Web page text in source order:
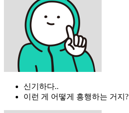
신기하다..
이런 게 어떻게 흥행하는 거지?